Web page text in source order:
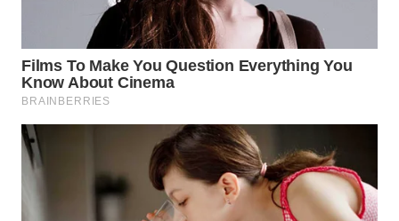
WN
SEMARANG
SOLO
BOROBUDUR